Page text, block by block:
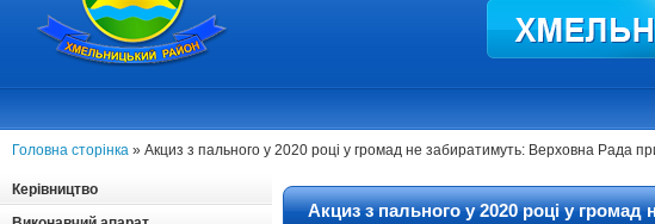
Головна сторінка » Акциз з пального у 2020 році у громад не забиратимуть: Верховна Рада
Керівництво
Акциз з пального у 2020 році у